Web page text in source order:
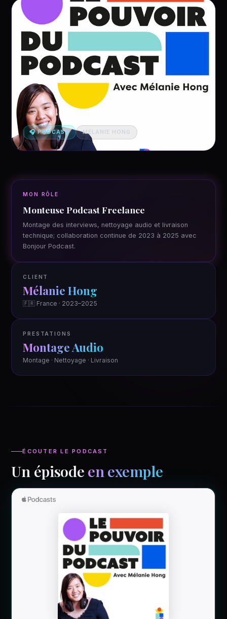
🎧 PODCAST MÉLANIE HONG
MON RÔLE
Monteuse Podcast Freelance
Montage des interviews, nettoyage audio et livraison
technique; collaboration continue de 2023 à 2025 avec
Bonjour Podcast.
CLIENT
Mélanie Hong
🇫🇷 France · 2023–2025
PRESTATIONS
Montage Audio
Montage · Nettoyage · Livraison
ÉCOUTER LE PODCAST
Un épisode en exemple